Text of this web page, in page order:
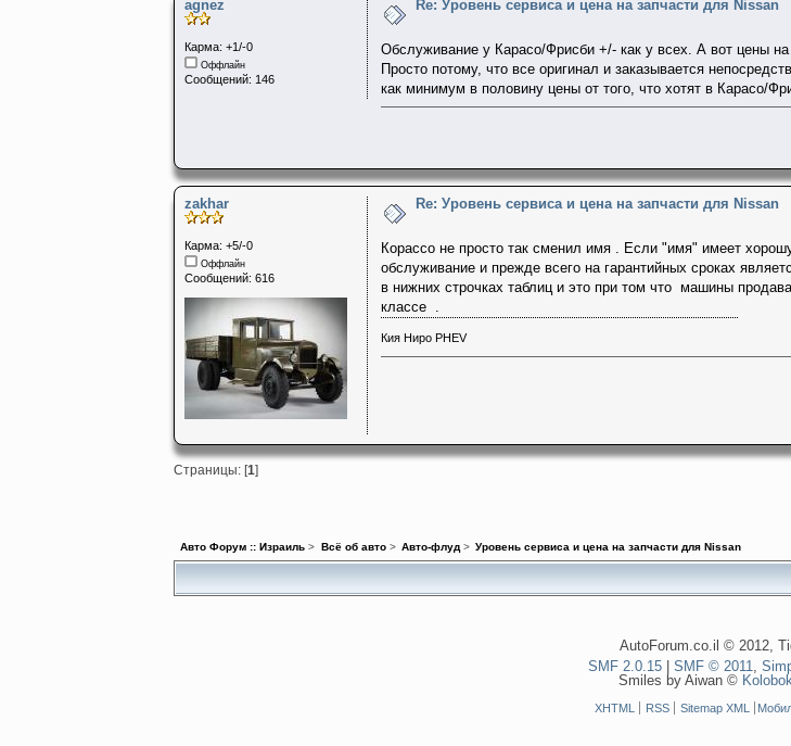
agnez
Карма: +1/-0
Оффлайн
Сообщений: 146
Re: Уровень сервиса и цена на запчасти для Nissan
Обслуживание у Карасо/Фрисби +/- как у всех. А вот цены
Просто потому, что все оригинал и заказывается
как минимум в половину цены от того, что хотят в Карасо/
zakhar
Карма: +5/-0
Оффлайн
Сообщений: 616
Re: Уровень сервиса и цена на запчасти для Nissan
Корассо не просто так сменил имя . Если "имя" имеет
обслуживание и прежде всего на гарантийных сроках
в нижних строчках таблиц и это при том что машины
классе .
Кия Ниро PHEV
Страницы: [1]
Авто Форум :: Израиль > Всё об авто> Авто-флуд> Уровень сервиса и цена на запчасти для Nissan
AutoForum.co.il © 2012,
SMF 2.0.15
SMF © 2011,
Smiles by Aiwan ©
XHTML RSS Sitemap XML